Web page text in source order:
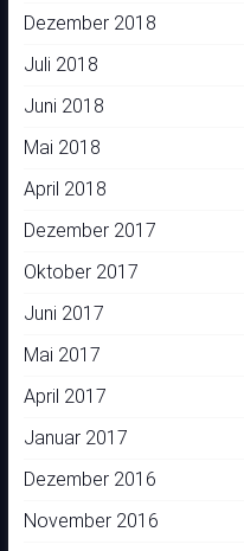
Dezember 2018
Juli 2018
Juni 2018
Mai 2018
April 2018
Dezember 2017
Oktober 2017
Juni 2017
Mai 2017
April 2017
Januar 2017
Dezember 2016
November 2016